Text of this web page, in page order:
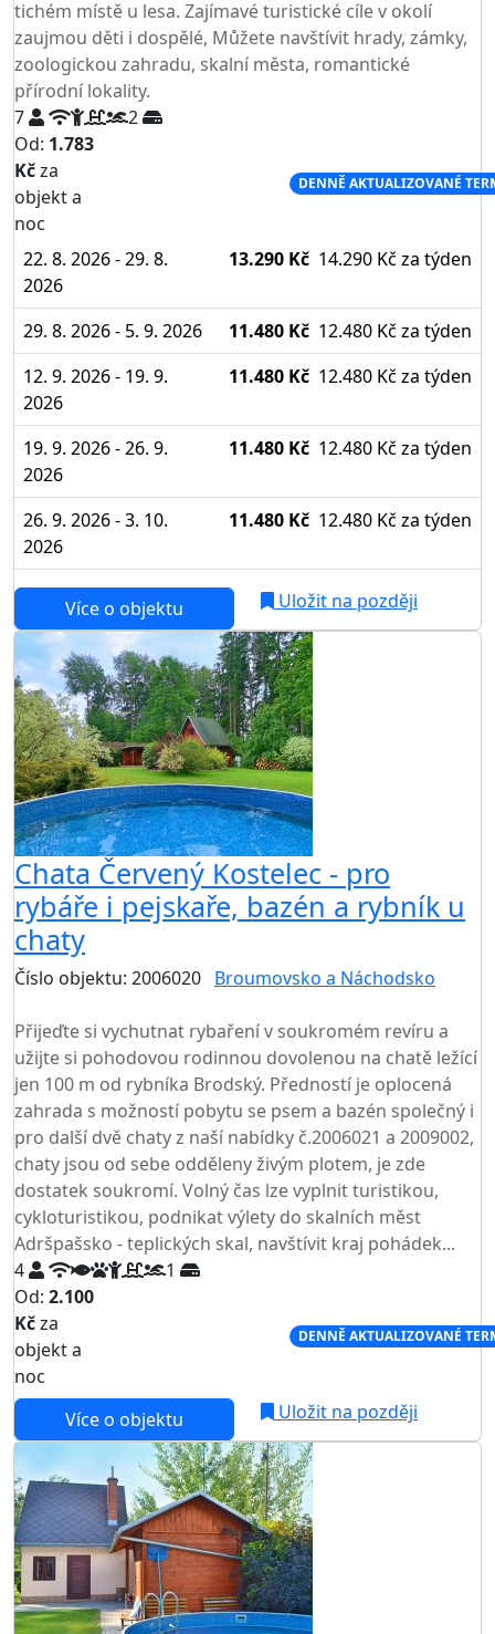
tichém místě u lesa. Zajímavé turistické cíle v okolí
zaujmou děti i dospělé, Můžete navštívit hrady, zámky,
zoologickou zahradu, skalní města, romantické
přírodní lokality.
7
2
Od: 1.783
Kčza
objekt a
noc
DENNĚ AKTUALIZOVANÉ
22. 8. 2026 - 29. 8.
2026
13.290 Kč 14.290 Kč za týden
29. 8. 2026 - 5. 9. 2026 11.480 Kč 12.480 Kč za týden
12. 9. 2026 - 19. 9.
2026
11.480 Kč 12.480 Kč za týden
19. 9. 2026 - 26. 9.
2026
11.480 Kč 12.480 Kč za týden
26. 9. 2026 - 3. 10.
2026
11.480 Kč 12.480 Kč za týden
Více o objektu Uložit na později
Chata Červený Kostelec - pro
rybáře i pejskaře, bazén a rybník u
chaty
Číslo objektu: 2006020 Broumovsko a Náchodsko
Přijeďte si vychutnat rybaření v soukromém revíru a
užijte si pohodovou rodinnou dovolenou na chatě ležící
jen 100 m od rybníka Brodský. Předností je oplocená
zahrada s možností pobytu se psem a bazén společný i
pro další dvě chaty z naší nabídky č.2006021 a 2009002,
chaty jsou od sebe odděleny živým plotem, je zde
dostatek soukromí. Volný čas lze vyplnit turistikou,
cykloturistikou, podnikat výlety do skalních měst
Adršpašsko - teplických skal, navštívit kraj pohádek...
4
1
Od: 2.100
Kčza
objekt a
noc
DENNĚ AKTUALIZOVANÉ
Více o objektu Uložit na později